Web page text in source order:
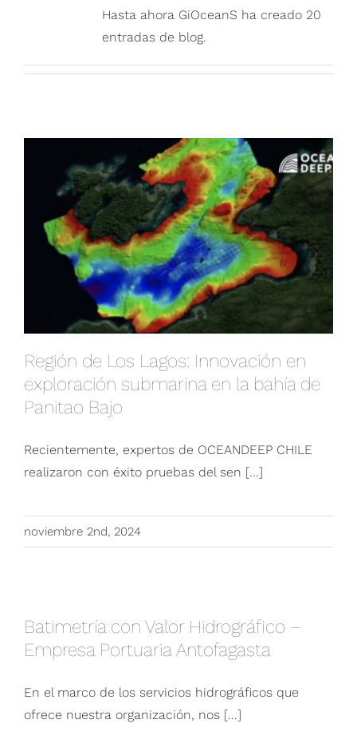
Hasta ahora GiOceanS ha creado 20
entradas de blog.
Región de Los Lagos: Innovación en
exploración submarina en la bahía de Panitao
Bajo
Región de Los Lagos: Innovación en
exploración submarina en la bahía de
Panitao Bajo
Recientemente, expertos de OCEANDEEP CHILE
realizaron con éxito pruebas del sen [...]
noviembre 2nd, 2024
Portuaria Antofagasta
Batimetría con Valor Hidrográfico –
Empresa Portuaria Antofagasta
En el marco de los servicios hidrográficos que
ofrece nuestra organización, nos [...]